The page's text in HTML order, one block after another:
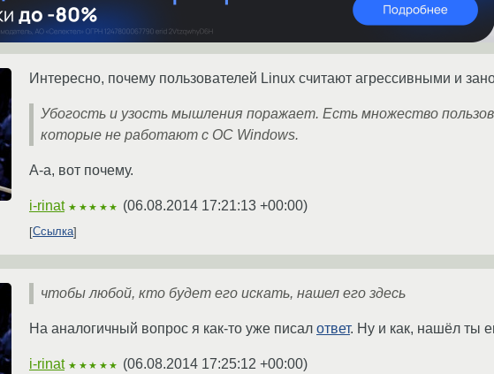
Интересно, почему пользователей Linux считают агрессивными и
Убогость и узость мышления поражает. Есть множество
которые не работают с ОС Windows.
А-а, вот почему.
i-rinat ★★★★★ (06.08.2014 17:21:13 +00:00)
Ссылка
чтобы любой, кто будет его искать, нашел его здесь
На аналогичный вопрос я как-то уже писал ответ. Ну и как, нашёл ты
i-rinat ★★★★★ (06.08.2014 17:25:12 +00:00)